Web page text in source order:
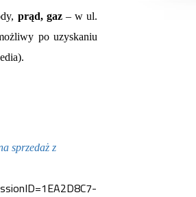
prąd, gaz– w ul.
po uzyskaniu
sprzedaż z